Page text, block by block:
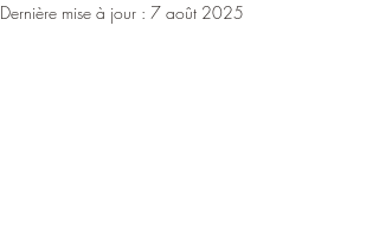
Dernière mise à jour : 7 août 2025